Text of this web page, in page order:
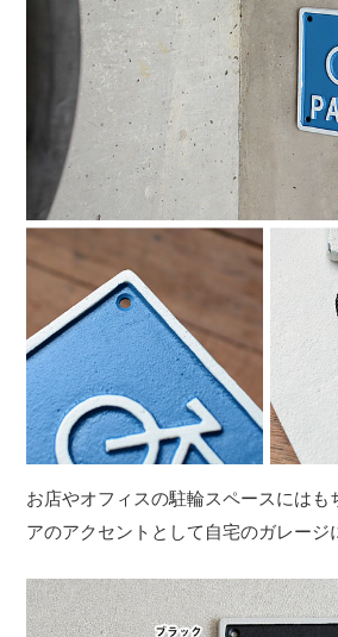
お店やオフィスの駐輪スペースにはも
アのアクセントとして自宅のガレージ